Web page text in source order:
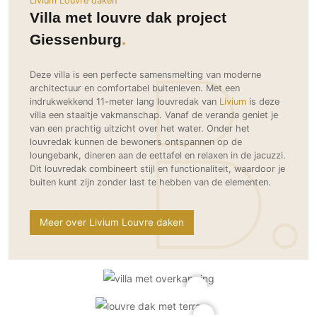
Woondecoratie
Inrichting
Roomdividers
Bedden
Meubels
Verlichting
Haarden
Glas
Trappen
Ramen
Deursystemen
Glazen wandsystemen
Vouwwanden
Garagedeuren
Zonwering
Zonwering
Buitenshutters
Overig
3D visualisaties
Tuinmeubelen
Tuinverlichting
Hekwerken en poorten
Zwembad en zwemvijver
Tuin wellness
Buitenvloeren
Natuursteen en keramiek
Kinderkamer
Serre/Veranda
Thuisbioscoop
Toilet
Wellness
Werkkamer
Wijnkelder
Woonkamer
Buitenkijken
Bijgebouw / Poolhouse
Villa met louvre dak project
Giessenburg
Deze villa is een perfecte samensmelting van moderne
architectuur en comfortabel buitenleven. Met een
indrukwekkend 11-meter lang louvredak van Livium is deze
villa een staaltje vakmanschap. Vanaf de veranda geniet je
van een prachtig uitzicht over het water. Onder het
louvredak kunnen de bewoners ontspannen op de
loungebank, dineren aan de eettafel en relaxen in de jacuzzi.
Dit louvredak combineert stijl en functionaliteit, waardoor je
buiten kunt zijn zonder last te hebben van de elementen.
Meer over Livium Louvre daken